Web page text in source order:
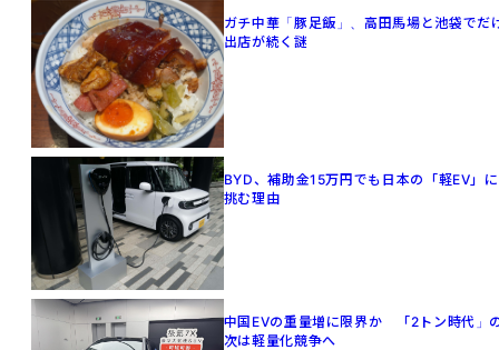
ガチ中華「豚足飯」、高田馬場と池袋でだ
出店が続く謎
BYD、補助金15万円でも日本の「軽EV」に
挑む理由
中国EVの重量増に限界か 「2トン時代」
次は軽量化競争へ